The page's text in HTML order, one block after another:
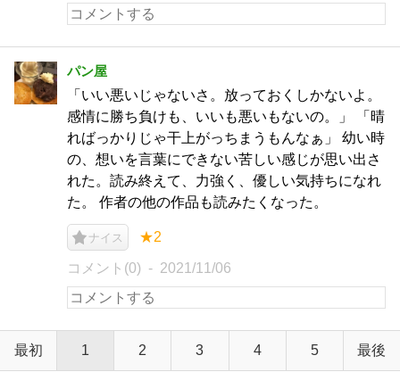
パン屋
「いい悪いじゃないさ。放っておくしかないよ。
感情に勝ち負けも、いいも悪いもないの。」 「晴
ればっかりじゃ干上がっちまうもんなぁ」 幼い時
の、想いを言葉にできない苦しい感じが思い出さ
れた。読み終えて、力強く、優しい気持ちになれ
た。 作者の他の作品も読みたくなった。
ナイス ★2
コメント(0) 2021/11/06
最初 1 2 3 4 5 最後